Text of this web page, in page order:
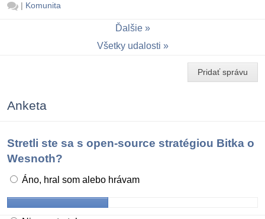
| Komunita
Ďalšie
Všetky udalosti
Pridať správu
Anketa
Stretli ste sa s open-source stratégiou Bitka o
Wesnoth?
Áno, hral som alebo hrávam